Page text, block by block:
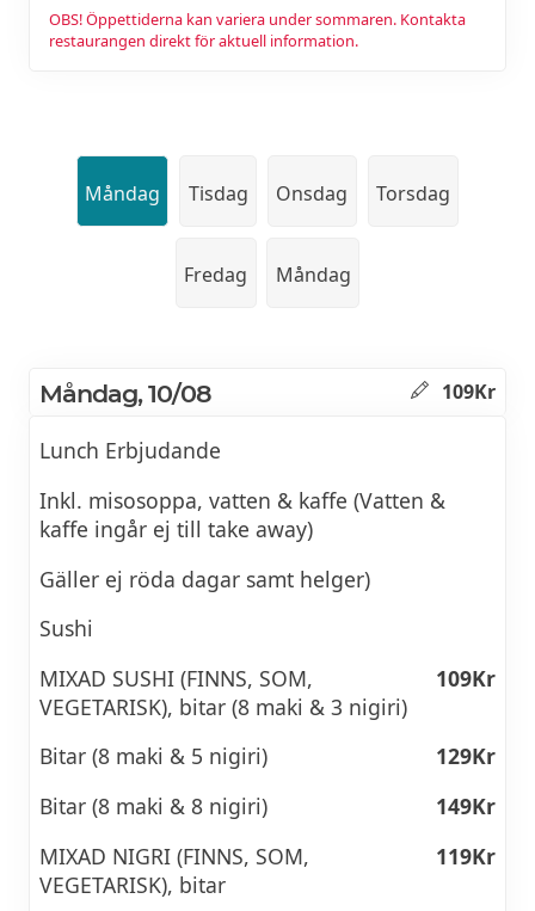
OBS! Öppettiderna kan variera under sommaren. Kontakta
restaurangen direkt för aktuell information.
Måndag Tisdag Onsdag Torsdag
Fredag Måndag
Måndag, 10/08 109Kr
Lunch Erbjudande
Inkl. misosoppa, vatten & kaffe (Vatten &
kaffe ingår ej till take away)
Gäller ej röda dagar samt helger)
Sushi
MIXAD SUSHI (FINNS, SOM,
VEGETARISK), bitar (8 maki & 3 nigiri)
109Kr
Bitar (8 maki & 5 nigiri)
129Kr
Bitar (8 maki & 8 nigiri)
149Kr
MIXAD NIGRI (FINNS, SOM,
VEGETARISK), bitar
119Kr